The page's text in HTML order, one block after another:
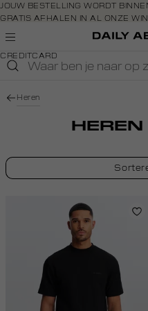
Navigeer
direct naar
de
Open de
direct
JOUW BESTELLING WORDT
GRATIS AFHALEN IN AL ONZE
GRATIS RETOURNEREN BINNEN
BETAAL ZOALS JIJ WILT: O.A.
CREDITCARD
Heren